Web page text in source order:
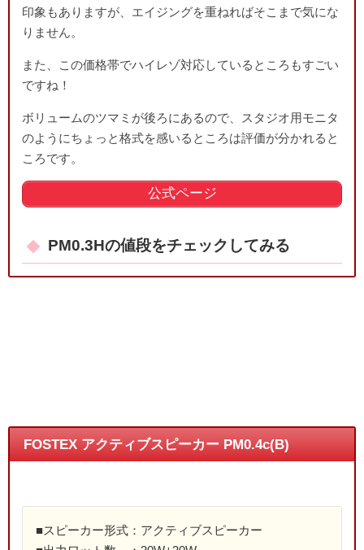
印象もありますが、エイジングを重ねればそこまで気にな
りません。
また、この価格帯でハイレゾ対応しているところもすごい
ですね！
ボリュームのツマミが後ろにあるので、スタジオ用モニタ
のようにちょっと格式を感いるところは評価が分かれると
ころです。
公式ページ
PM0.3Hの値段をチェックしてみる
FOSTEX アクティブスピーカー PM0.4c(B)
■スピーカー形式：アクティブスピーカー